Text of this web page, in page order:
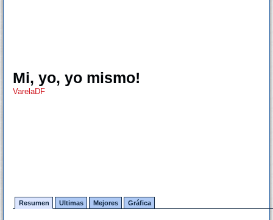
Mi, yo, yo mismo!
VarelaDF
Resumen Ultimas Mejores Gráfica